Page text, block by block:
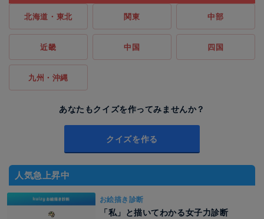
北海道・東北 関東 中部
近畿 中国 四国
九州・沖縄
あなたもクイズを作ってみませんか？
クイズを作る
人気急上昇中
お絵描き診断
「私」と描いてわかる女子力診断